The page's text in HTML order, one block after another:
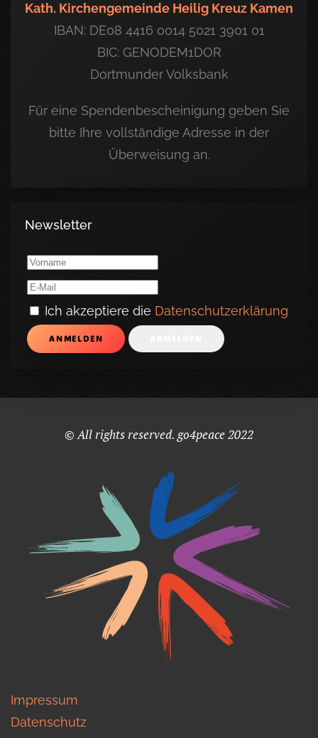
Kath. Kirchengemeinde Heilig Kreuz Kamen
IBAN: DE08 4416 0014 5021 3901 01
BIC: GENODEM1DOR
Dortmunder Volksbank
Für eine Spendenbescheinigung geben Sie
bitte Ihre vollständige Adresse in der
Überweisung an.
Newsletter
Ich akzeptiere die Datenschutzerklärung
ANMELDEN
© All rights reserved. go4peace 2022
Impressum
Datenschutz